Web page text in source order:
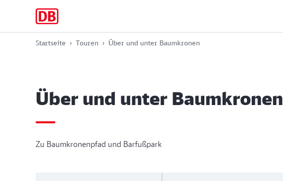
Startseite Touren Über und unter Baumkronen
Über und unter Baumkronen
Zu Baumkronenpfad und Barfußpark